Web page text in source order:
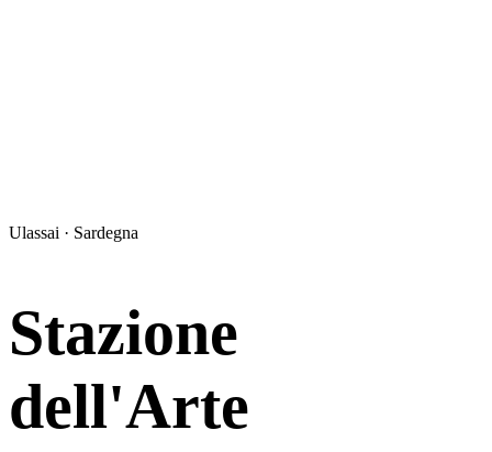
Ulassai · Sardegna
Stazione
dell'Arte